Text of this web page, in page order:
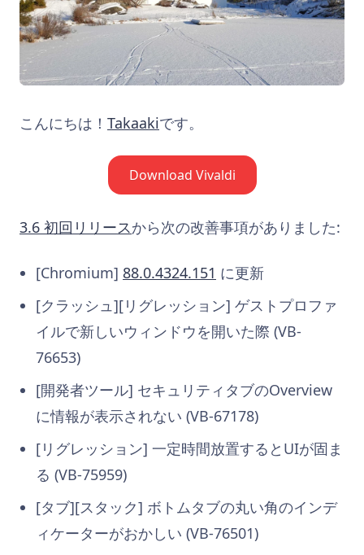
こんにちは！ Takaakiです。
Download Vivaldi
3.6 初回リリースから次の改善事項がありました:
[Chromium] 88.0.4324.151 に更新
[クラッシュ][リグレッション] ゲストプロファ
イルで新しいウィンドウを開いた際 (VB-
76653)
[開発者ツール] セキュリティタブのOverview
に情報が表示されない (VB-67178)
[リグレッション] 一定時間放置するとUIが固ま
る (VB-75959)
[タブ][スタック] ボトムタブの丸い角のインデ
ィケーターがおかしい (VB-76501)